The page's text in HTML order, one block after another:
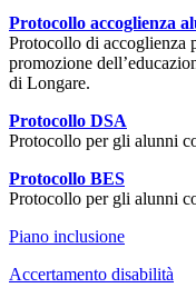
Protocollo accoglienza
Protocollo di accoglienza
promozione
di Longare.
Protocollo DSA
Protocollo per gli alunni
Protocollo BES
Protocollo per gli alunni
Piano inclusione
Accertamento disabilità